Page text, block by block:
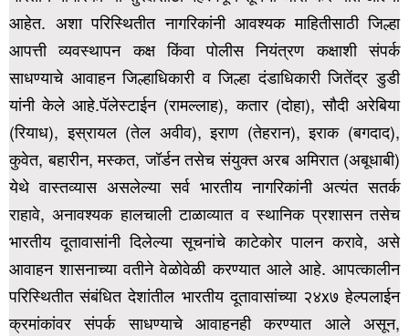
आहेत. अशा परिस्थितीत नागरिकांनी आवश्यक माहितीसाठी जिल्हा
आपत्ती व्यवस्थापन कक्ष किंवा पोलीस नियंत्रण कक्षाशी संपर्क
साधण्याचे आवाहन जिल्हाधिकारी व जिल्हा दंडाधिकारी जितेंद्र डुडी
यांनी केले आहे.पॅलेस्टाईन (रामल्लाह), कतार (दोहा), सौदी अरेबिया
(रियाध), इस्रायल (तेल अवीव), इराण (तेहरान),इराक (बगदाद),
कुवेत, बहारीन, मस्कत, जॉर्डन तसेच संयुक्त अरब अमिरात (अबूधाबी)
येथे वास्तव्यास असलेल्या सर्व भारतीय नागरिकांनी अत्यंत सतर्क
राहावे, अनावश्यक हालचाली टाळाव्यात व स्थानिक प्रशासन तसेच
भारतीय दूतावासांनी दिलेल्या सूचनांचे काटेकोर पालन करावे, असे
आवाहन शासनाच्या वतीने वेळोवेळी करण्यात आले आहे. आपत्कालीन
परिस्थितीत संबंधित देशांतील भारतीय दूतावासांच्या २४x७ हेल्पलाईन
क्रमांकांवर संपर्क साधण्याचे आवाहनही करण्यात आले असून,